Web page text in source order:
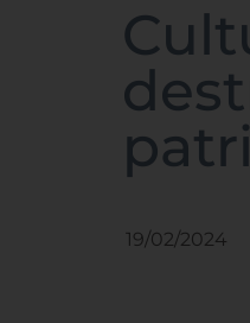
19/02/2024